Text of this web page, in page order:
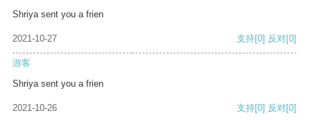
Shriya sent you a frien
2021-10-27 支持[0] 反对[0]
游客
Shriya sent you a frien
2021-10-26 支持[0] 反对[0]